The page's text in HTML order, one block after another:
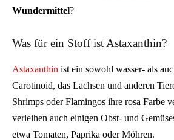
Wundermittel?
Was für ein Stoff ist Astaxanthin?
Astaxanthin ist ein sowohl wasser- als
Carotinoid, das Lachsen und anderen
Shrimps oder Flamingos ihre rosa Farbe
verleihen auch einigen Obst- und
etwa Tomaten, Paprika oder Möhren.